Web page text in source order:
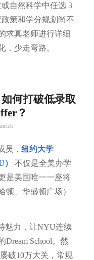
自然科学中任选 3
策和学分规划尚不
求真老师进行详细
，少走弯路。
何打破低录取
？
员， 纽约大学
不仅是全美办学
是美国唯一一座将
顿、华盛顿广场）
魅力，让NYU连续
School。然
破10万大关，常规